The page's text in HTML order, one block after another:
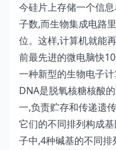
今硅片上存储一个信
子数,而生物集成电路
位。这样,计算机就能
前最先进的微电脑快
一种新型的生物电子
DNA是脱氧核糖核酸
一,负责贮存和传递遗
它们的不同排列构成
子中,4种碱基的不同